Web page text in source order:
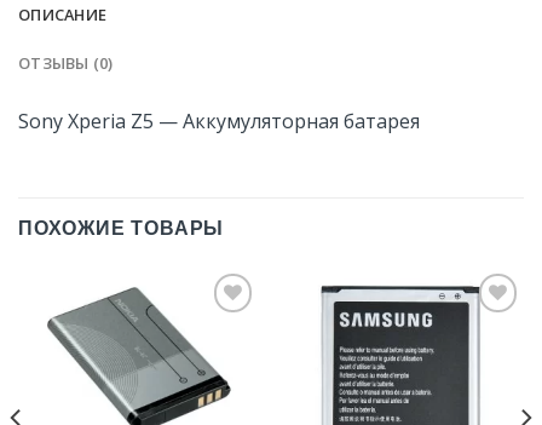
ОПИСАНИЕ
ОТЗЫВЫ (0)
Sony Xperia Z5 — Аккумуляторная батарея
ПОХОЖИЕ ТОВАРЫ
Добавить
Избранное